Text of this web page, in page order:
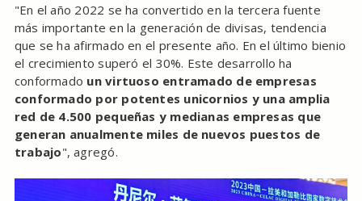
"En el año 2022 se ha convertido en la tercera fuente
más importante en la generación de divisas, tendencia
que se ha afirmado en el presente año. En el último bienio
el crecimiento superó el 30%. Este desarrollo ha
conformado un virtuoso entramado de empresas
conformado por potentes unicornios y una amplia
red de 4.500 pequeñas y medianas empresas que
generan anualmente miles de nuevos puestos de
trabajo", agregó.